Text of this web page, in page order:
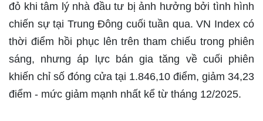
đỏ khi tâm lý nhà đầu tư bị ảnh hưởng bởi tình hình
chiến sự tại Trung Đông cuối tuần qua. VN Index có
thời điểm hồi phục lên trên tham chiếu trong phiên
sáng, nhưng áp lực bán gia tăng về cuối phiên
khiến chỉ số đóng cửa tại 1.846,10 điểm, giảm 34,23
điểm - mức giảm mạnh nhất kể từ tháng 12/2025.